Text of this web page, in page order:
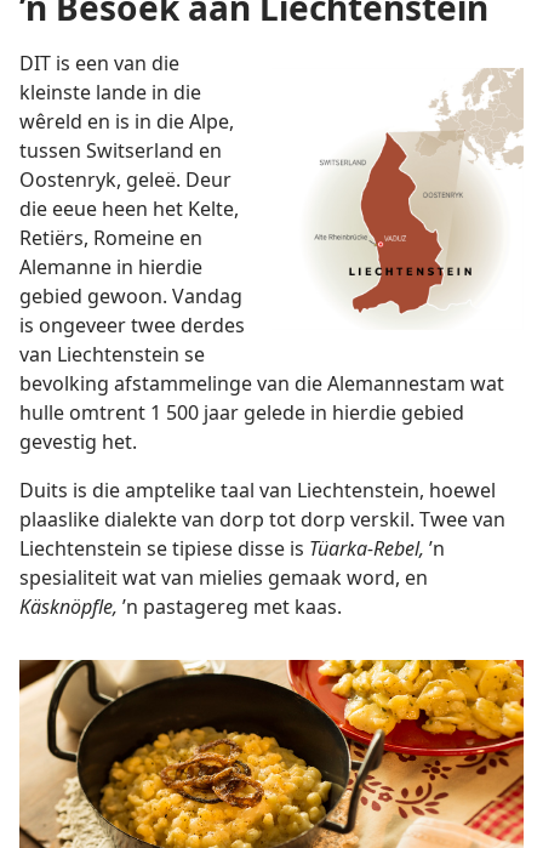
DIT is een van die
kleinste lande in die
wêreld en is in die Alpe,
tussen Switserland en
Oostenryk, geleë. Deur
die eeue heen het Kelte,
Retiërs, Romeine en
Alemanne in hierdie
gebied gewoon. Vandag
is ongeveer twee derdes
van Liechtenstein se
bevolking afstammelinge van die Alemannestam wat
hulle omtrent 1 500 jaar gelede in hierdie gebied
gevestig het.
Duits is die amptelike taal van Liechtenstein, hoewel
plaaslike dialekte van dorp tot dorp verskil. Twee van
Liechtenstein se tipiese disse is Tüarka-Rebel, ’n
spesialiteit wat van mielies gemaak word, en
Käsknöpfle, ’n pastagereg met kaas.